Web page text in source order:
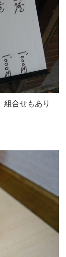
組合せもあり